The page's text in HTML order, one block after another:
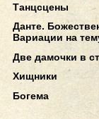
Танцсцены
Данте.
Вариации на
Две дамочки в
Хищники
Богема